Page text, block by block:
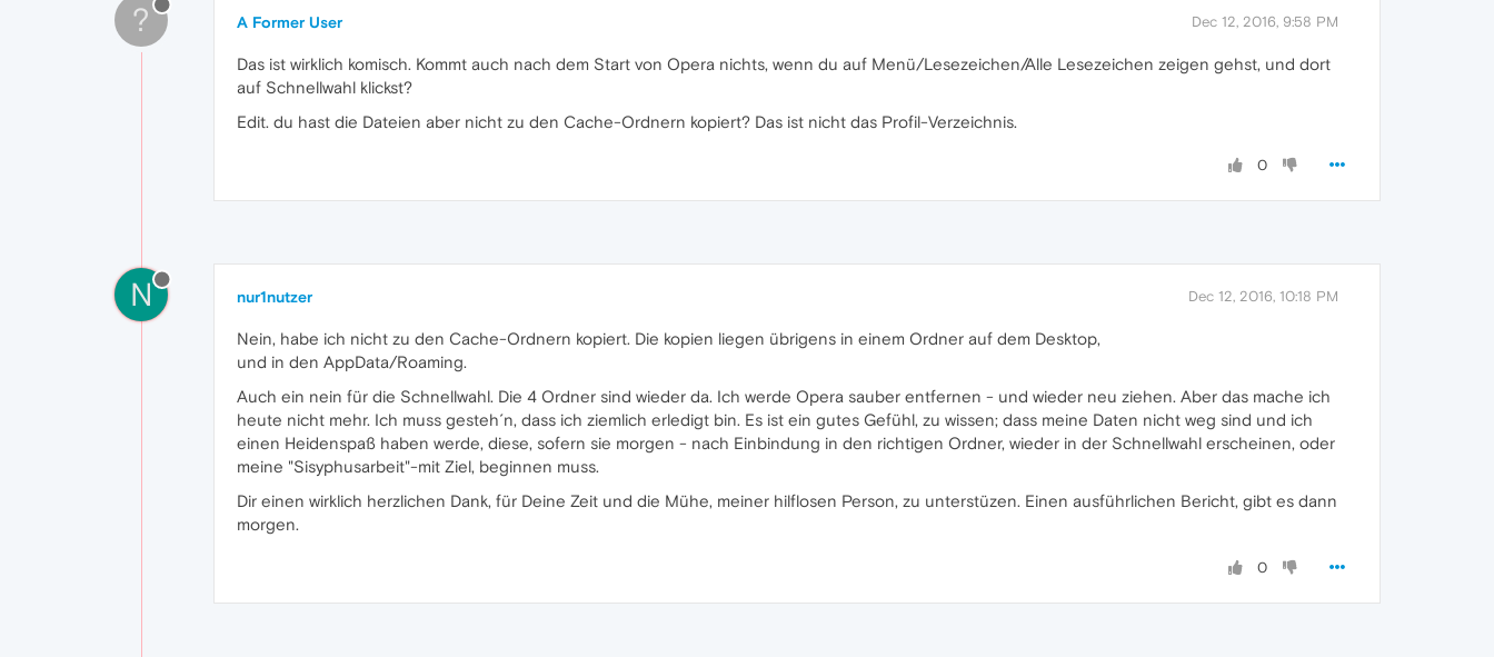
? A Former User Dec 12, 2016, 9:58 PM
Das ist wirklich komisch. Kommt auch nach dem Start von Opera nichts, wenn du auf Menü/Lesezeichen/Alle Lesezeichen zeigen gehst, und dort
auf Schnellwahl klickst?
Edit. du hast die Dateien aber nicht zu den Cache-Ordnern kopiert? Das ist nicht das Profil-Verzeichnis.
0
N nur1nutzer Dec 12, 2016, 10:18 PM
Nein, habe ich nicht zu den Cache-Ordnern kopiert. Die kopien liegen übrigens in einem Ordner auf dem Desktop,
und in den AppData/Roaming.
Auch ein nein für die Schnellwahl. Die 4 Ordner sind wieder da. Ich werde Opera sauber entfernen - und wieder neu ziehen. Aber das mache ich
heute nicht mehr. Ich muss gesteh´n, dass ich ziemlich erledigt bin. Es ist ein gutes Gefühl, zu wissen; dass meine Daten nicht weg sind und ich
einen Heidenspaß haben werde, diese, sofern sie morgen - nach Einbindung in den richtigen Ordner, wieder in der Schnellwahl erscheinen, oder
meine "Si­sy­phus­ar­beit"-mit Ziel, beginnen muss.
Dir einen wirklich herzlichen Dank, für Deine Zeit und die Mühe, meiner hilflosen Person, zu unterstüzen. Einen ausführlichen Bericht, gibt es dann
morgen.
0